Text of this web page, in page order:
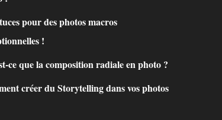
pour des photos macros
!
ce que la composition radiale en photo ?
créer du Storytelling dans vos photos